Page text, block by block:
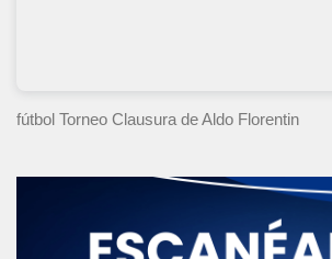
fútbol Torneo Clausura de Aldo Florentin